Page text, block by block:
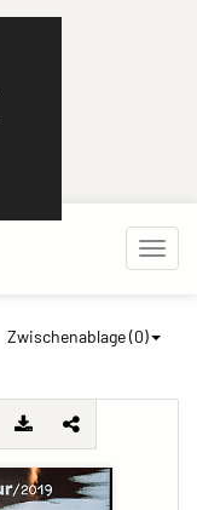
Zwischenablage (0)